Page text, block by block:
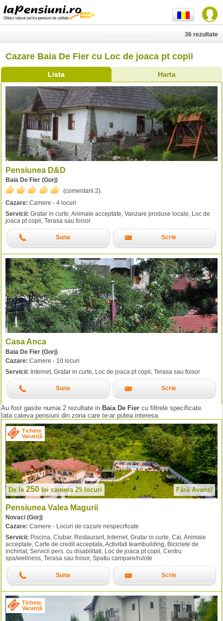
Cazare Baia De Fier cu Loc de joaca pt copii
Lista Harta
36 rezultate
Pensiunea D&D
Baia De Fier (Gorj)
(comentarii:2).
Cazare: Camere - 4 locuri
Servicii: Gratar in curte, Animale acceptate, Vanzare produse locale, Loc de
joaca pt copii, Terasa sau foisor
Suna Scrie
Casa Anca
Baia De Fier (Gorj)
Cazare: Camere - 10 locuri
Servicii: Internet, Gratar in curte, Loc de joaca pt copii, Terasa sau foisor
Suna Scrie
Au fost gasite numai 2 rezultate in Baia De Fier cu filtrele specificate.
Iata cateva pensiuni din zona care te-ar putea interesa.
Tichete
Vacanță
De la 250 lei camera 25 locuri Fără Avans!
Pensiunea Valea Magurii
Novaci (Gorj)
Cazare: Camere - Locuri de cazare nespecificate
Servicii: Piscina, Ciubar, Restaurant, Internet, Gratar in curte, Cai, Animale
acceptate, Carte de credit acceptata, Activitati teambuilding, Biciclete de
inchiriat, Servicii pers. cu disabilitati, Loc de joaca pt copii, Centru
spa/wellness, Terasa sau foisor, Spatiu campare/rulote
Suna Scrie
Tichete
Vacanță